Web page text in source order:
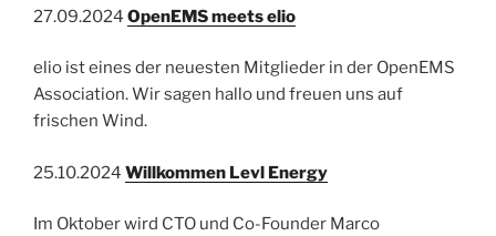
27.09.2024 OpenEMS meets elio
elio ist eines der neuesten Mitglieder in der OpenEMS
Association. Wir sagen hallo und freuen uns auf
frischen Wind.
25.10.2024 Willkommen Levl Energy
Im Oktober wird CTO und Co-Founder Marco